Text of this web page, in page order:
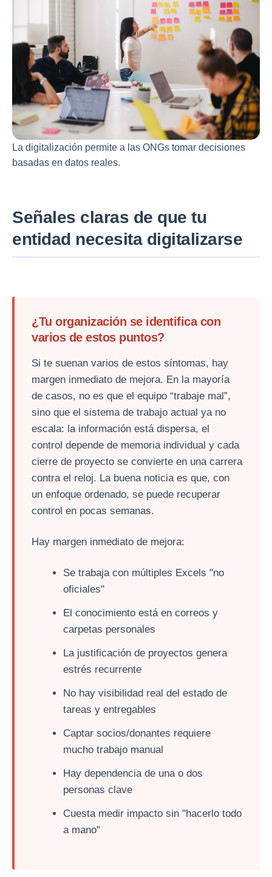
La digitalización permite a las ONGs tomar decisiones
basadas en datos reales.
Señales claras de que tu
entidad necesita digitalizarse
¿Tu organización se identifica con
varios de estos puntos?
Si te suenan varios de estos síntomas, hay
margen inmediato de mejora. En la mayoría
de casos, no es que el equipo “trabaje mal”,
sino que el sistema de trabajo actual ya no
escala: la información está dispersa, el
control depende de memoria individual y cada
cierre de proyecto se convierte en una carrera
contra el reloj. La buena noticia es que, con
un enfoque ordenado, se puede recuperar
control en pocas semanas.
Hay margen inmediato de mejora:
Se trabaja con múltiples Excels "no
oficiales"
El conocimiento está en correos y
carpetas personales
La justificación de proyectos genera
estrés recurrente
No hay visibilidad real del estado de
tareas y entregables
Captar socios/donantes requiere
mucho trabajo manual
Hay dependencia de una o dos
personas clave
Cuesta medir impacto sin "hacerlo todo
a mano"